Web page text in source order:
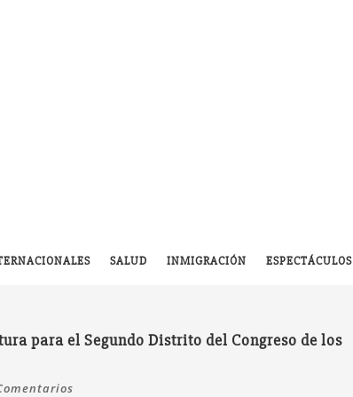
SALUD INMIGRACIÓN ESPECTÁCULOS
para el Segundo Distrito del Congreso de los